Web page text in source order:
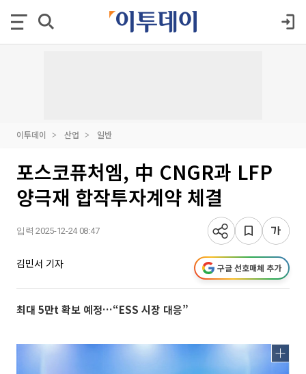
이투데이 산업 일반
포스코퓨처엠, 中 CNGR과 LFP
양극재 합작투자계약 체결
입력 2025-12-24 08:47
김민서 기자 구글 선호매체 추가
최대 5만t 확보 예정…“ESS 시장 대응”